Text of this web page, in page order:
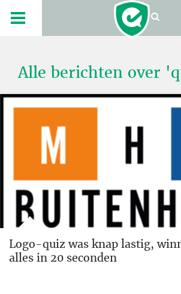
Alle berichten over
Logo-quiz was knap lastig,
alles in 20 seconden